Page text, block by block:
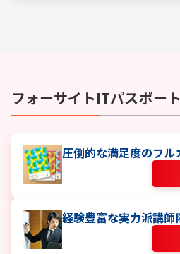
フォーサイトITパスポート
圧倒的な満足度のフル
経験豊富な実力派講師